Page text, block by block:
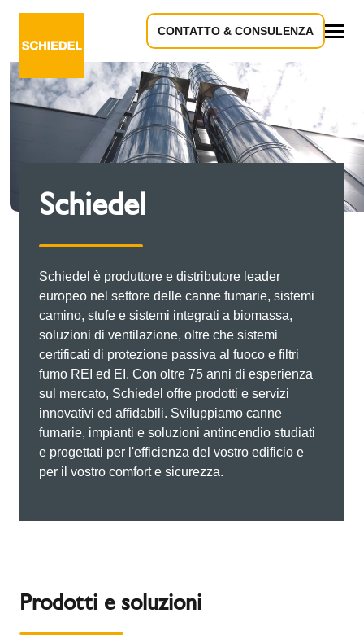
CONTATTO & CONSULENZA
Schiedel
Schiedel è produttore e distributore leader
europeo nel settore delle canne fumarie, sistemi
camino, stufe e sistemi integrati a biomassa,
soluzioni di ventilazione, oltre che sistemi
certificati di protezione passiva al fuoco e filtri
fumo REI ed EI. Con oltre 75 anni di esperienza
sul mercato, Schiedel offre prodotti e servizi
innovativi ed affidabili. Sviluppiamo canne
fumarie, impianti e soluzioni antincendio studiati
e progettati per l'efficienza del vostro edificio e
per il vostro comfort e sicurezza.
Prodotti e soluzioni